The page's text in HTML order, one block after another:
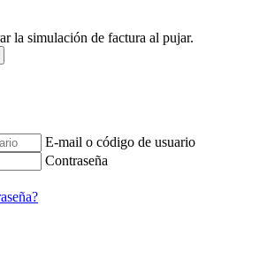
la simulación de factura al pujar.
E-mail o código de usuario
Contraseña